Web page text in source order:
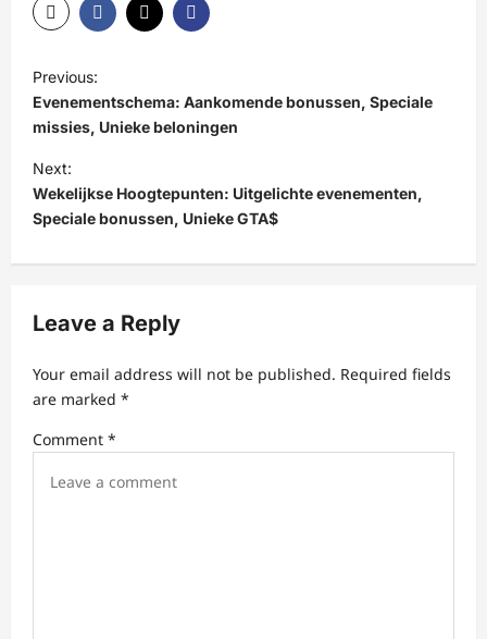
o
s
t
n
a
v
g
a
t
i
Previous:
Evenementschema: Aankomende bonussen, Speciale
missies, Unieke beloningen
Next:
Wekelijkse Hoogtepunten: Uitgelichte evenementen,
Speciale bonussen, Unieke GTA$
Leave a Reply
Your email address will not be published. Required fields
are marked *
Comment *